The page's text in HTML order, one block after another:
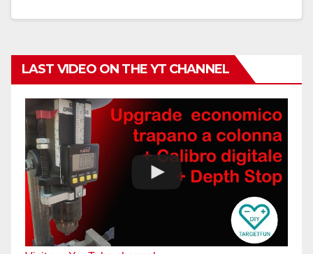
LAST VIDEO ON THE YT CHANNEL